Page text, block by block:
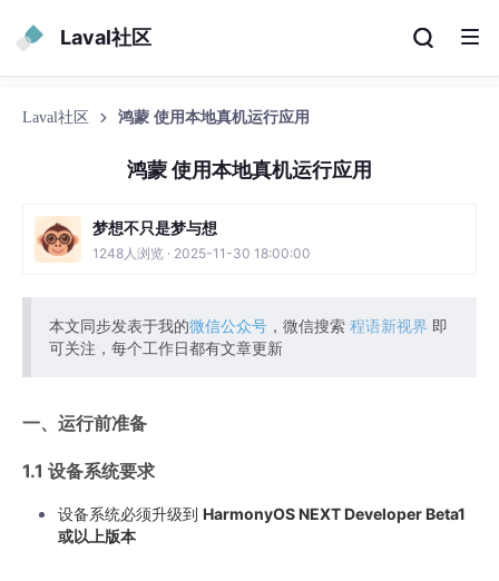
Laval社区
Laval社区 鸿蒙 使用本地真机运行应用
鸿蒙 使用本地真机运行应用
梦想不只是梦与想
1248人浏览 · 2025-11-30 18:00:00
本文同步发表于我的微信公众号 ，微信搜索 程语新视界 即
可关注，每个工作日都有文章更新
一、运行前准备
1.1 设备系统要求
设备系统必须升级到 HarmonyOS NEXT Developer Beta1
或以上版本